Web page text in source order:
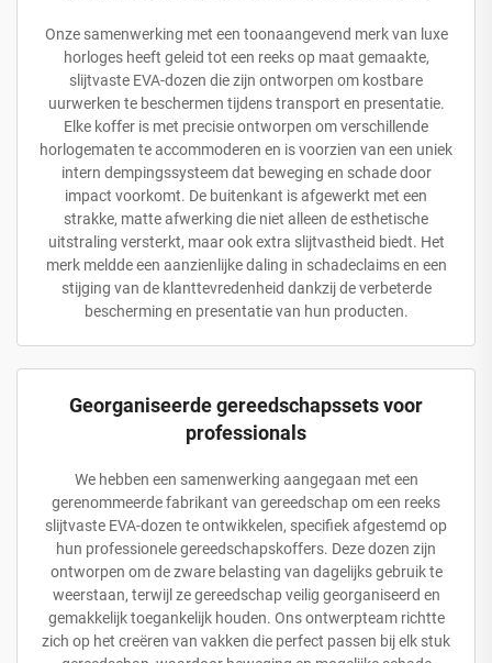
Onze samenwerking met een toonaangevend merk van luxe
horloges heeft geleid tot een reeks op maat gemaakte,
slijtvaste EVA-dozen die zijn ontworpen om kostbare
uurwerken te beschermen tijdens transport en presentatie.
Elke koffer is met precisie ontworpen om verschillende
horlogematen te accommoderen en is voorzien van een uniek
intern dempingssysteem dat beweging en schade door
impact voorkomt. De buitenkant is afgewerkt met een
strakke, matte afwerking die niet alleen de esthetische
uitstraling versterkt, maar ook extra slijtvastheid biedt. Het
merk meldde een aanzienlijke daling in schadeclaims en een
stijging van de klanttevredenheid dankzij de verbeterde
bescherming en presentatie van hun producten.
Georganiseerde gereedschapssets voor
professionals
We hebben een samenwerking aangegaan met een
gerenommeerde fabrikant van gereedschap om een reeks
slijtvaste EVA-dozen te ontwikkelen, specifiek afgestemd op
hun professionele gereedschapskoffers. Deze dozen zijn
ontworpen om de zware belasting van dagelijks gebruik te
weerstaan, terwijl ze gereedschap veilig georganiseerd en
gemakkelijk toegankelijk houden. Ons ontwerpteam richtte
zich op het creëren van vakken die perfect passen bij elk stuk